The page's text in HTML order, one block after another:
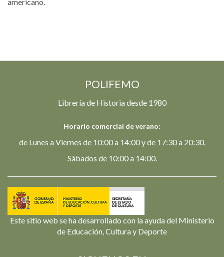
POLIFEMO
Librería de Historia desde 1980
Horario comercial de verano:
de Lunes a Viernes de 10:00 a 14:00 y de 17:30 a 20:30.
Sábados de 10:00 a 14:00.
Este sitio web se ha desarrollado con la ayuda del Ministerio
de Educación, Cultura y Deporte